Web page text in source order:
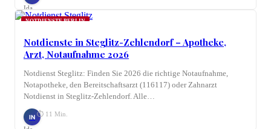
Ida
Nagel
NOTDIENSTE BERLIN
Notdienste in Steglitz-Zehlendorf – Apotheke,
Arzt, Notaufnahme 2026
Notdienst Steglitz: Finden Sie 2026 die richtige Notaufnahme,
Notapotheke, den Bereitschaftsarzt (116117) oder Zahnarzt
Notdienst in Steglitz-Zehlendorf. Alle…
IN ⏱ 11 Min.